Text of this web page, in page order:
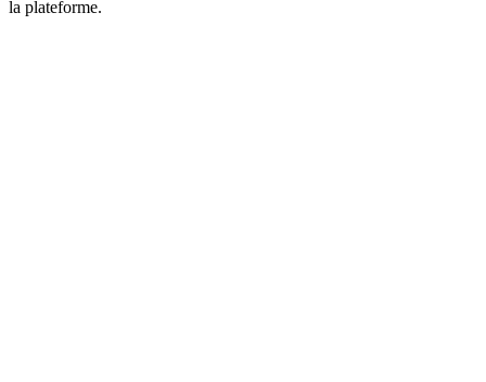
la plateforme.